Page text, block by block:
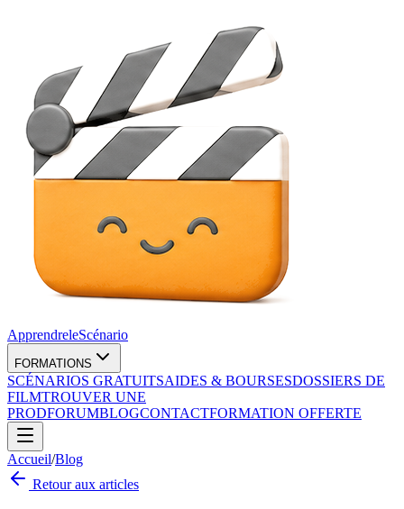
ApprendreleScénario
FORMATIONS
SCÉNARIOS GRATUITSAIDES & BOURSESDOSSIERS DE
FILMTROUVER UNE
PRODFORUMBLOGCONTACTFORMATION OFFERTE
Accueil/Blog
Retour aux articles